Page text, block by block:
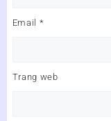
Email *
Trang web